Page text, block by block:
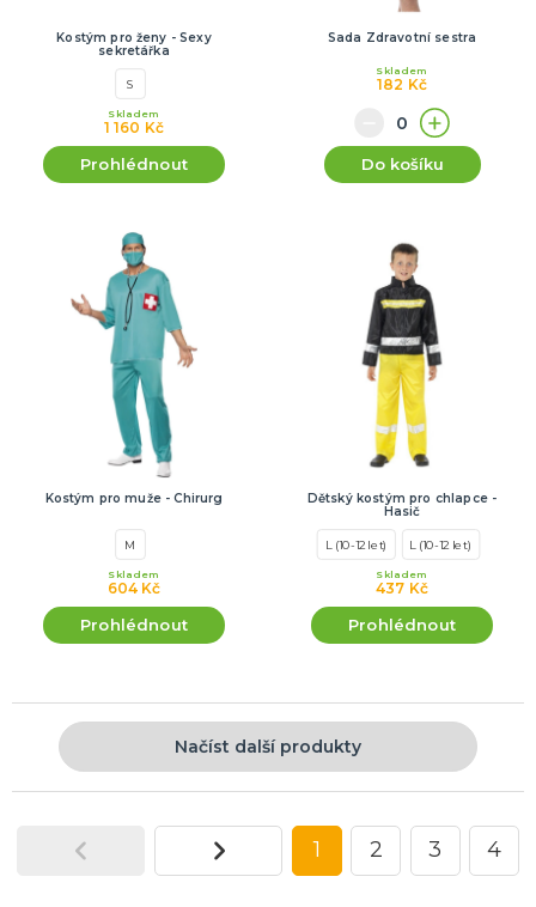
Kostým pro ženy - Sexy
sekretářka
S
1 160 Kč
Skladem
Prohlédnout
Sada Zdravotní sestra
182 Kč
Skladem
Do košíku
Kostým pro muže - Chirurg
M
604 Kč
Skladem
Prohlédnout
Dětský kostým pro chlapce -
Hasič
L (10-12 let) L (10-12 let)
437 Kč
Skladem
Prohlédnout
Načíst další produkty
1 2 3 4